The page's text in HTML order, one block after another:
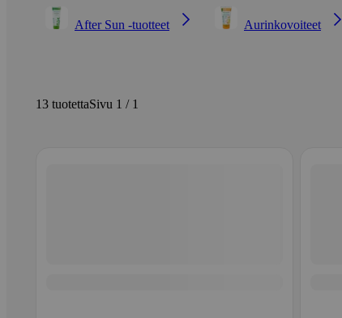
After Sun -tuotteet Aurinkovoiteet
13 tuotettaSivu 1 / 1